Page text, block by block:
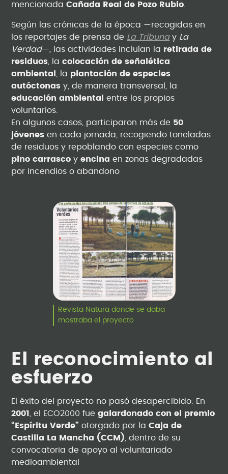
mencionadaCañada Real de Pozo Rubio
Según las crónicas de la época —recogidas en
los reportajes de prensa de La Tribunay La
Verdad—, las actividades incluían la retirada de
residuos , lacolocación de señalética
ambiental
, la plantación de especies
autóctonas y, de manera transversal, la
educación ambiental
entre los propios
voluntarios.
En algunos casos, participaron más de 50
jóvenes en cada jornada, recogiendo toneladas
de residuos y repoblando con especies como
pino carrasco yencina en zonas degradadas
por incendios o abandono
Revista Natura donde se daba
mostraba el proyecto
El reconocimiento al
esfuerzo
El éxito del proyecto no pasó desapercibido. En
2001
, el ECO2000 fuegalardonado con el premio
“Espíritu Verde” otorgado por laCaja de
Castilla La Mancha (CCM) , dentro de su
convocatoria de apoyo al voluntariado
medioambiental